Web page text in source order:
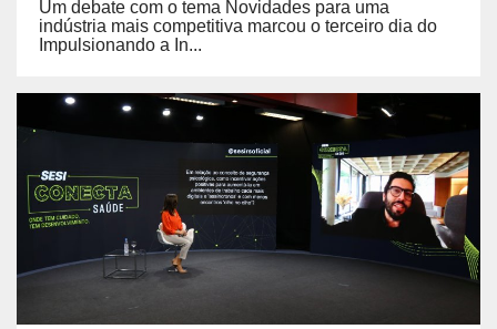
Um debate com o tema Novidades para uma
indústria mais competitiva marcou o terceiro dia do
Impulsionando a In...